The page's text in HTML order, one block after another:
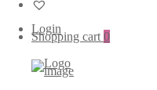
Login
Shopping cart 0